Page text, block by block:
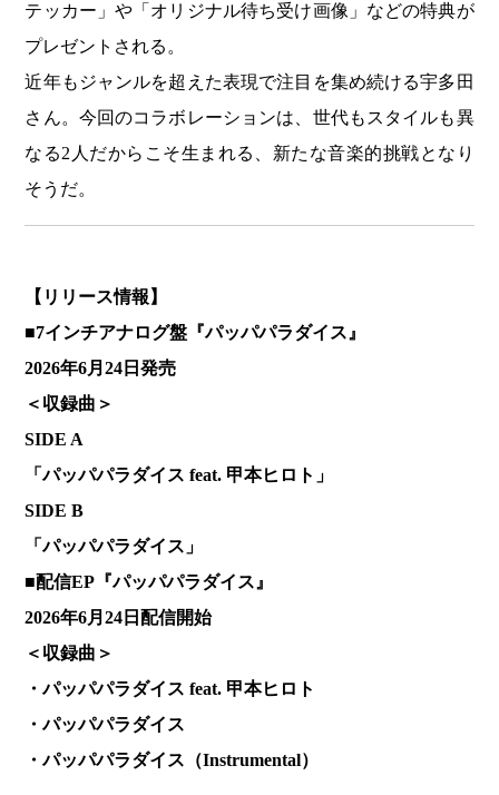
テッカー」や「オリジナル待ち受け画像」などの特典が
プレゼントされる。
近年もジャンルを超えた表現で注目を集め続ける宇多田
さん。今回のコラボレーションは、世代もスタイルも異
なる2人だからこそ生まれる、新たな音楽的挑戦となり
そうだ。
【リリース情報】
■7インチアナログ盤『パッパパラダイス』
2026年6月24日発売
＜収録曲＞
SIDE A
「パッパパラダイス feat. 甲本ヒロト」
SIDE B
「パッパパラダイス」
■配信EP『パッパパラダイス』
2026年6月24日配信開始
＜収録曲＞
・パッパパラダイス feat. 甲本ヒロト
・パッパパラダイス
・パッパパラダイス（Instrumental）